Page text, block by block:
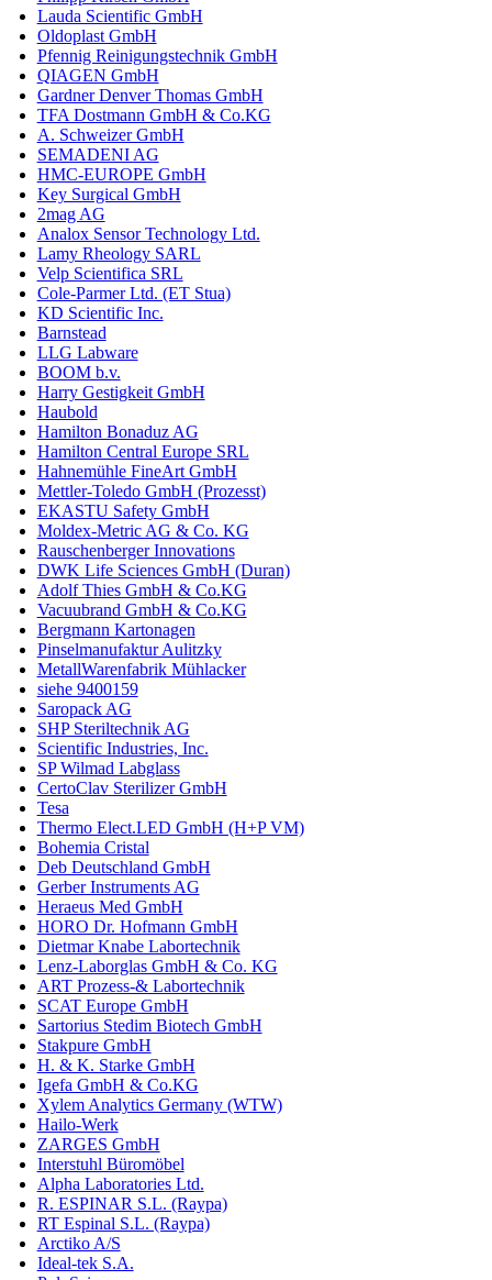
Lauda Scientific GmbH
Oldoplast GmbH
Pfennig Reinigungstechnik GmbH
QIAGEN GmbH
Gardner Denver Thomas GmbH
TFA Dostmann GmbH & Co.KG
A. Schweizer GmbH
SEMADENI AG
HMC-EUROPE GmbH
Key Surgical GmbH
2mag AG
Analox Sensor Technology Ltd.
Lamy Rheology SARL
Velp Scientifica SRL
Cole-Parmer Ltd. (ET Stua)
KD Scientific Inc.
Barnstead
LLG Labware
BOOM b.v.
Harry Gestigkeit GmbH
Haubold
Hamilton Bonaduz AG
Hamilton Central Europe SRL
Hahnemühle FineArt GmbH
Mettler-Toledo GmbH (Prozesst)
EKASTU Safety GmbH
Moldex-Metric AG & Co. KG
Rauschenberger Innovations
DWK Life Sciences GmbH (Duran)
Adolf Thies GmbH & Co.KG
Vacuubrand GmbH & Co.KG
Bergmann Kartonagen
Pinselmanufaktur Aulitzky
MetallWarenfabrik Mühlacker
siehe 9400159
Saropack AG
SHP Steriltechnik AG
Scientific Industries, Inc.
SP Wilmad Labglass
CertoClav Sterilizer GmbH
Tesa
Thermo Elect.LED GmbH (H+P VM)
Bohemia Cristal
Deb Deutschland GmbH
Gerber Instruments AG
Heraeus Med GmbH
HORO Dr. Hofmann GmbH
Dietmar Knabe Labortechnik
Lenz-Laborglas GmbH & Co. KG
ART Prozess-& Labortechnik
SCAT Europe GmbH
Sartorius Stedim Biotech GmbH
Stakpure GmbH
H. & K. Starke GmbH
Igefa GmbH & Co.KG
Xylem Analytics Germany (WTW)
Hailo-Werk
ZARGES GmbH
Interstuhl Büromöbel
Alpha Laboratories Ltd.
R. ESPINAR S.L. (Raypa)
RT Espinal S.L. (Raypa)
Arctiko A/S
Ideal-tek S.A.